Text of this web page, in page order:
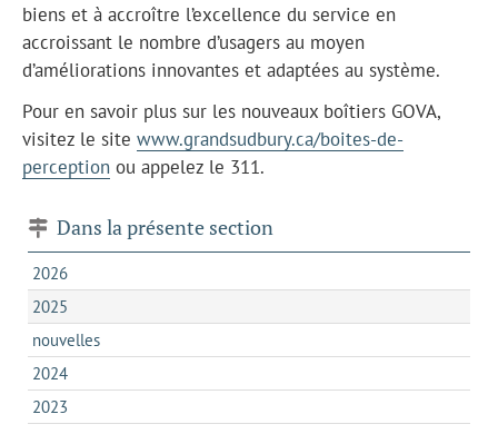
biens et à accroître l’excellence du service en
accroissant le nombre d’usagers au moyen
d’améliorations innovantes et adaptées au système.
Pour en savoir plus sur les nouveaux boîtiers GOVA,
visitez le site www.grandsudbury.ca/boites-de-
perception ou appelez le 311.
Dans la présente section
2026
2025
nouvelles
2024
2023